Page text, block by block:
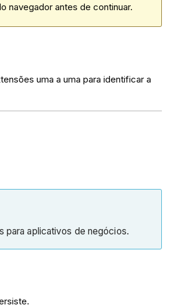
navegador antes de continuar.
uma a uma para identificar a
para aplicativos de negócios.